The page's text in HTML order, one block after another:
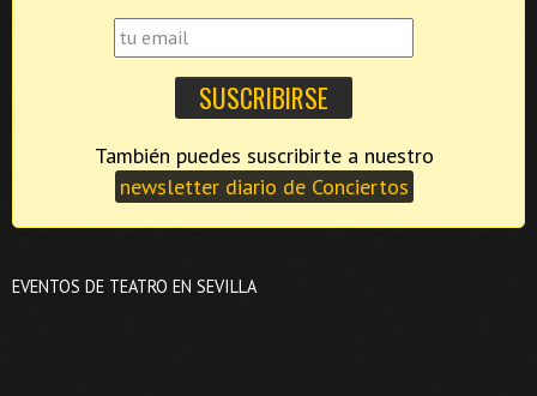
newsletter diario de Conciertos
EVENTOS DE TEATRO EN SEVILLA